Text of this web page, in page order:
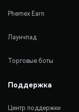
Phemex Earn
Лаунчпад
Торговые боты
Поддержка
Центр поддержки